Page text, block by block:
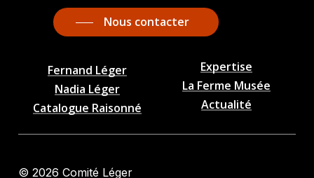
Nous contacter
Fernand Léger
Nadia Léger
Catalogue Raisonné
Expertise
La Ferme Musée
Actualité
© 2026 Comité Léger